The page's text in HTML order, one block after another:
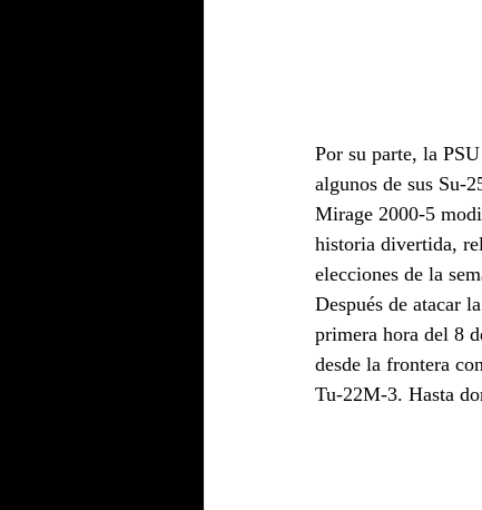
Por su parte, la
algunos de sus Su-
Mirage 2000-5
historia divertida,
elecciones de la
Después de atacar
primera hora del 8
desde la frontera
Tu-22M-3. Hasta